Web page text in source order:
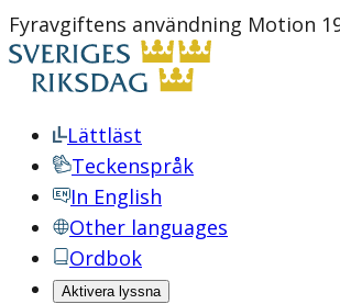
Fyravgiftens användning Motion
Lättläst
Teckenspråk
In English
Other languages
Ordbok
Aktivera lyssna